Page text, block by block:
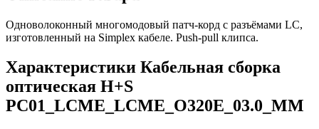
Одноволоконный многомодовый патч-корд с разъёмами LC,
изготовленный на Simplex кабеле. Push-pull клипса.
Характеристики Кабельная сборка
оптическая H+S
PC01_LCME_LCME_O320E_03.0_MM